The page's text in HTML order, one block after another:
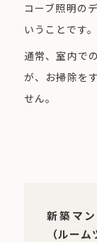
コーブ照明の
いうことです。
通常、室内で
が、お掃除を
せん。
新築マ
（ルーム